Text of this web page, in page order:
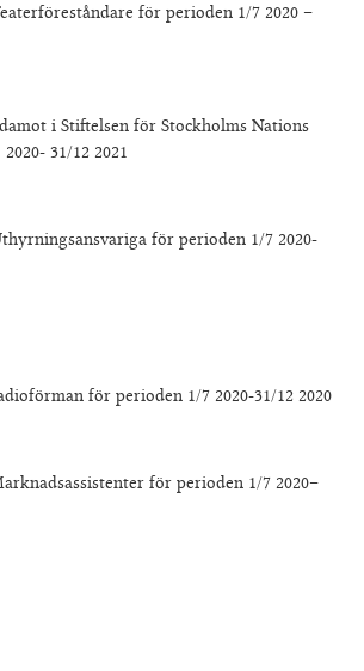
för perioden 1/7 2020 –
i Stiftelsen för Stockholms Nations
31/12 2021
för perioden 1/7 2020-
för perioden 1/7 2020-31/12 2020
för perioden 1/7 2020–